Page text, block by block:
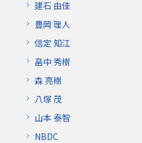
建石 由佳
豊岡 理人
信定 知江
畠中 秀樹
森 亮樹
八塚 茂
山本 泰智
NBDC